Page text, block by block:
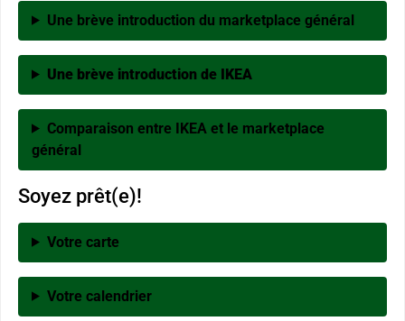
Une brève introduction du marketplace général
Une brève introduction de IKEA
Comparaison entre IKEA et le marketplace
général
Soyez prêt(e)!
Votre carte
Votre calendrier